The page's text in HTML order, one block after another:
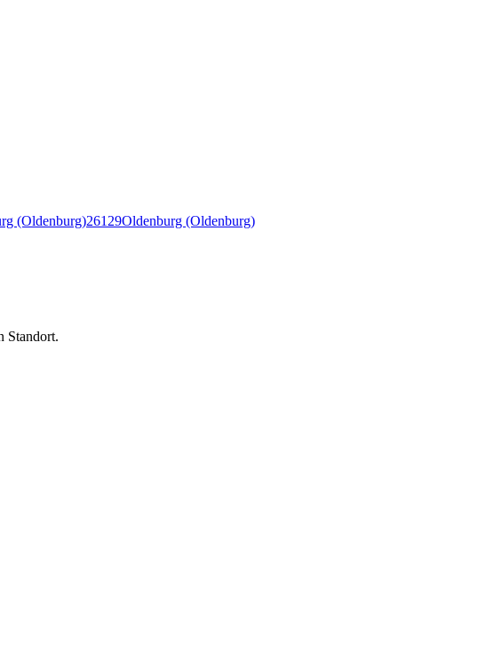
(Oldenburg)26129Oldenburg (Oldenburg)
Standort.